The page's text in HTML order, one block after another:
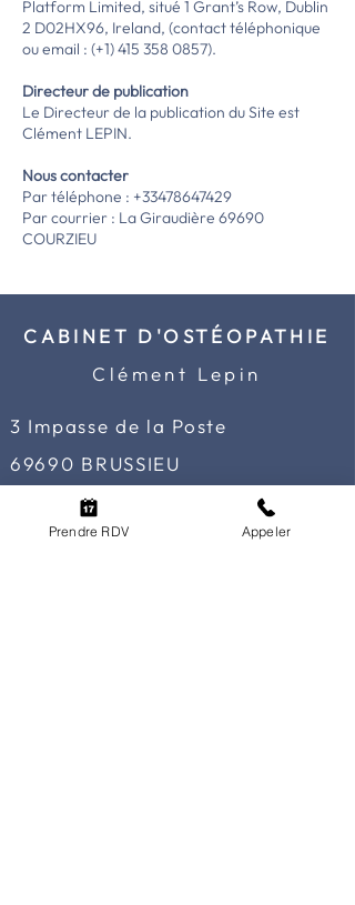
Platform Limited, situé 1 Grant’s Row, Dublin
2 D02HX96, Ireland, (contact téléphonique
ou email : (+1)415 358 0857).
Directeur de publication
Le Directeur de la publication du Site est
Clément LEPIN.
Nous contacter
Par téléphone : +33478647429
Par courrier : La Giraudière 69690
COURZIEU
CABINET D'OSTÉOPATHIE
Clément Lepin
3 Impasse de la Poste
69690 BRUSSIEU
Prendre RDV Appeler